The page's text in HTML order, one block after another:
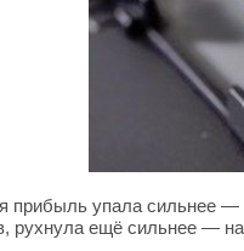
прибыль упала сильнее —
рухнула ещё сильнее —